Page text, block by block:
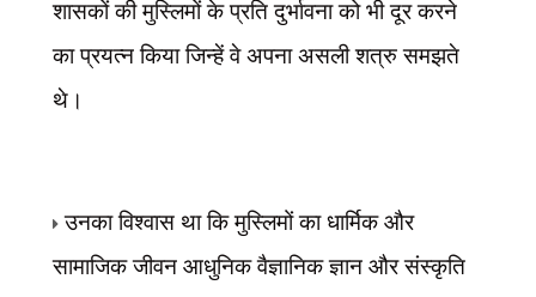
शासकों की मुस्लिमों के प्रति दुर्भावना को भी दूर करने
का प्रयत्न किया जिन्हें वे अपना असली शत्रु समझते
थे।
उनका विश्वास था कि मुस्लिमों का धार्मिक और
सामाजिक जीवन आधुनिक वैज्ञानिक ज्ञान और संस्कृति